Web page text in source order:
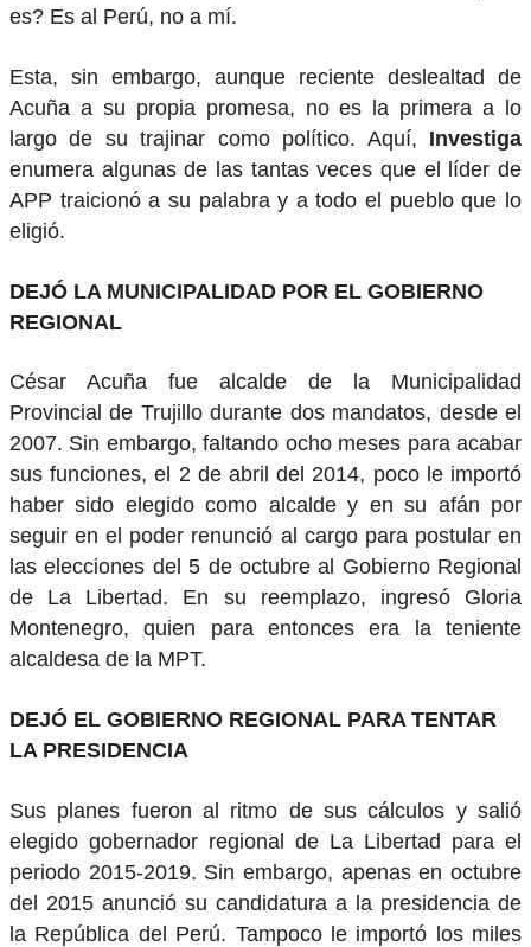
es? Es al Perú, no a mí.
Esta, sin embargo, aunque reciente deslealtad de
Acuña a su propia promesa, no es la primera a lo
largo de su trajinar como político. Aquí, Investiga
enumera algunas de las tantas veces que el líder de
APP traicionó a su palabra y a todo el pueblo que lo
eligió.
DEJÓ LA MUNICIPALIDAD POR EL GOBIERNO
REGIONAL
César Acuña fue alcalde de la Municipalidad
Provincial de Trujillo durante dos mandatos, desde el
2007. Sin embargo, faltando ocho meses para acabar
sus funciones, el 2 de abril del 2014, poco le importó
haber sido elegido como alcalde y en su afán por
seguir en el poder renunció al cargo para postular en
las elecciones del 5 de octubre al Gobierno Regional
de La Libertad. En su reemplazo, ingresó Gloria
Montenegro, quien para entonces era la teniente
alcaldesa de la MPT.
DEJÓ EL GOBIERNO REGIONAL PARA TENTAR
LA PRESIDENCIA
Sus planes fueron al ritmo de sus cálculos y salió
elegido gobernador regional de La Libertad para el
periodo 2015-2019. Sin embargo, apenas en octubre
del 2015 anunció su candidatura a la presidencia de
la República del Perú. Tampoco le importó los miles